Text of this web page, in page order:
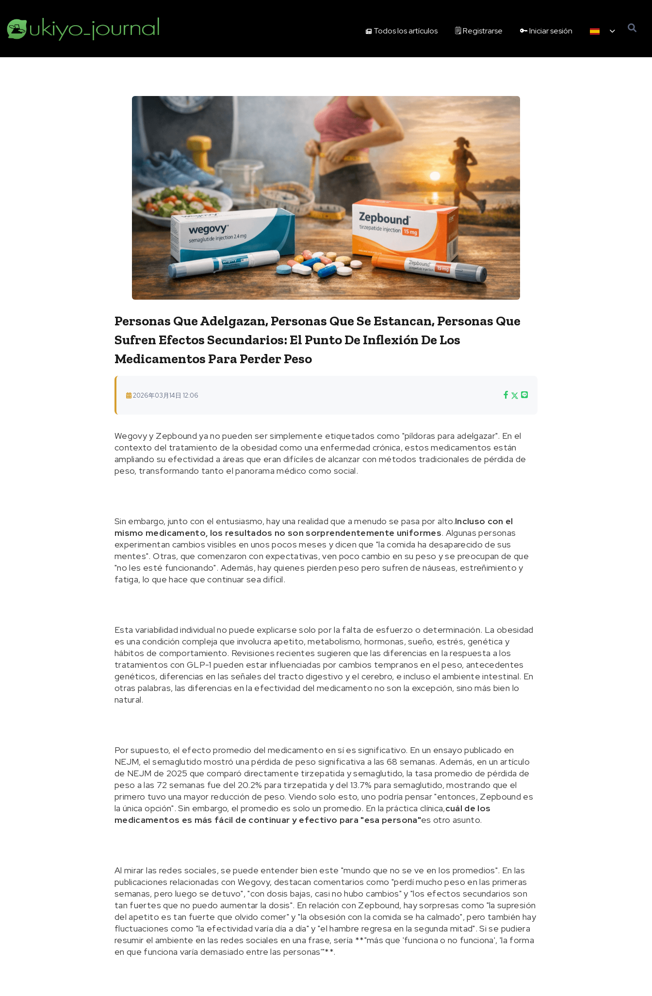
Todos los artículos 🗒️ Registrarse 🔑 Iniciar sesión
Personas Que Adelgazan, Personas Que Se Estancan, Personas Que
Sufren Efectos Secundarios: El Punto De Inflexión De Los
Medicamentos Para Perder Peso
2026年03月14日 12:06
Wegovy y Zepbound ya no pueden ser simplemente etiquetados como "píldoras para adelgazar". En el
contexto del tratamiento de la obesidad como una enfermedad crónica, estos medicamentos están
ampliando su efectividad a áreas que eran difíciles de alcanzar con métodos tradicionales de pérdida de
peso, transformando tanto el panorama médico como social.
Sin embargo, junto con el entusiasmo, hay una realidad que a menudo se pasa por alto.Incluso con el
mismo medicamento, los resultados no son sorprendentemente uniformes. Algunas personas
experimentan cambios visibles en unos pocos meses y dicen que "la comida ha desaparecido de sus
mentes". Otras, que comenzaron con expectativas, ven poco cambio en su peso y se preocupan de que
"no les esté funcionando". Además, hay quienes pierden peso pero sufren de náuseas, estreñimiento y
fatiga, lo que hace que continuar sea difícil.
Esta variabilidad individual no puede explicarse solo por la falta de esfuerzo o determinación. La obesidad
es una condición compleja que involucra apetito, metabolismo, hormonas, sueño, estrés, genética y
hábitos de comportamiento. Revisiones recientes sugieren que las diferencias en la respuesta a los
tratamientos con GLP-1 pueden estar influenciadas por cambios tempranos en el peso, antecedentes
genéticos, diferencias en las señales del tracto digestivo y el cerebro, e incluso el ambiente intestinal. En
otras palabras, las diferencias en la efectividad del medicamento no son la excepción, sino más bien lo
natural.
Por supuesto, el efecto promedio del medicamento en sí es significativo. En un ensayo publicado en
NEJM, el semaglutido mostró una pérdida de peso significativa a las 68 semanas. Además, en un artículo
de NEJM de 2025 que comparó directamente tirzepatida y semaglutido, la tasa promedio de pérdida de
peso a las 72 semanas fue del 20.2% para tirzepatida y del 13.7% para semaglutido, mostrando que el
primero tuvo una mayor reducción de peso. Viendo solo esto, uno podría pensar "entonces, Zepbound es
la única opción". Sin embargo, el promedio es solo un promedio. En la práctica clínica,cuál de los
medicamentos es más fácil de continuar y efectivo para "esa persona"es otro asunto.
Al mirar las redes sociales, se puede entender bien este "mundo que no se ve en los promedios". En las
publicaciones relacionadas con Wegovy, destacan comentarios como "perdí mucho peso en las primeras
semanas, pero luego se detuvo", "con dosis bajas, casi no hubo cambios" y "los efectos secundarios son
tan fuertes que no puedo aumentar la dosis". En relación con Zepbound, hay sorpresas como "la supresión
del apetito es tan fuerte que olvido comer" y "la obsesión con la comida se ha calmado", pero también hay
fluctuaciones como "la efectividad varía día a día" y "el hambre regresa en la segunda mitad". Si se pudiera
resumir el ambiente en las redes sociales en una frase, sería **"más que 'funciona o no funciona', 'la forma
en que funciona varía demasiado entre las personas'"**.